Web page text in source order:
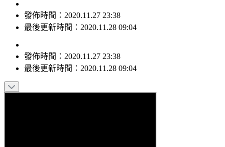
發佈時間：2020.11.27 23:38
最後更新時間：2020.11.28 09:04
發佈時間： 2020.11.27 23:38
最後更新時間： 2020.11.28 09:04